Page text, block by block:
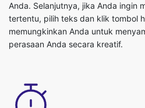
Anda. Selanjutnya, jika Anda ingin
tertentu, pilih teks dan klik tombol
memungkinkan Anda untuk
perasaan Anda secara kreatif.